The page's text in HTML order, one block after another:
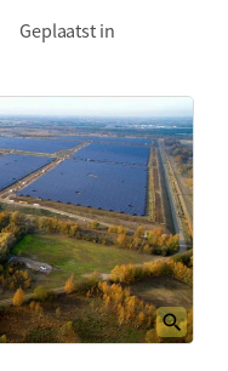
Geplaatst in